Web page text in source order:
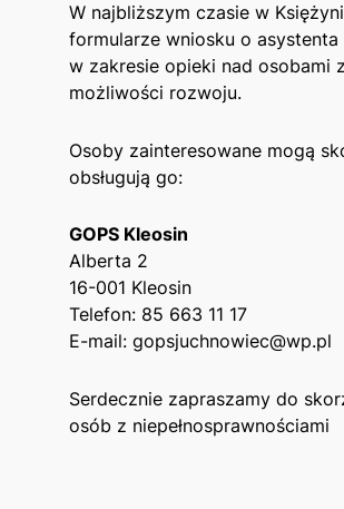
W najbliższym czasie w
formularze wniosku o
w zakresie opieki nad osobami
możliwości rozwoju.
Osoby zainteresowane mogą
obsługują ⁤go:
GOPS Kleosin
Alberta 2
16-001 Kleosin
Telefon: 85‍ 663 11 17
E-mail: gopsjuchnowiec@wp.pl ‌
Serdecznie zapraszamy do
osób z niepełnosprawnościami